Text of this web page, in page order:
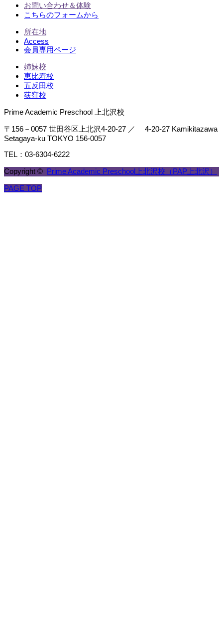
お問い合わせ＆体験
こちらのフォームから
所在地
Access
会員専用ページ
姉妹校
恵比寿校
五反田校
荻窪校
Prime Academic Preschool 上北沢校
〒156－0057 世田谷区上北沢4-20-27 ／ 4-20-27 Kamikitazawa
Setagaya-ku TOKYO 156-0057
TEL：03-6304-6222
Copyright © Prime Academic Preschool上北沢校（PAP上北沢）
PAGE TOP